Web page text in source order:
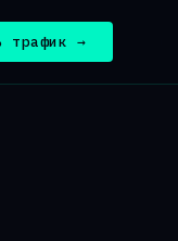
трафик →